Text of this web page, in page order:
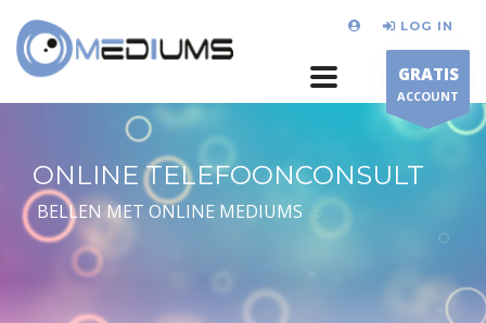
LOG IN
GRATIS
ACCOUNT
ONLINE TELEFOONCONSULT
BELLEN MET ONLINE MEDIUMS